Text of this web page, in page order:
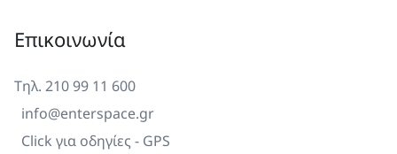
Επικοινωνία
Τηλ. 210 99 11 600
info@enterspace.gr
Click για οδηγίες - GPS